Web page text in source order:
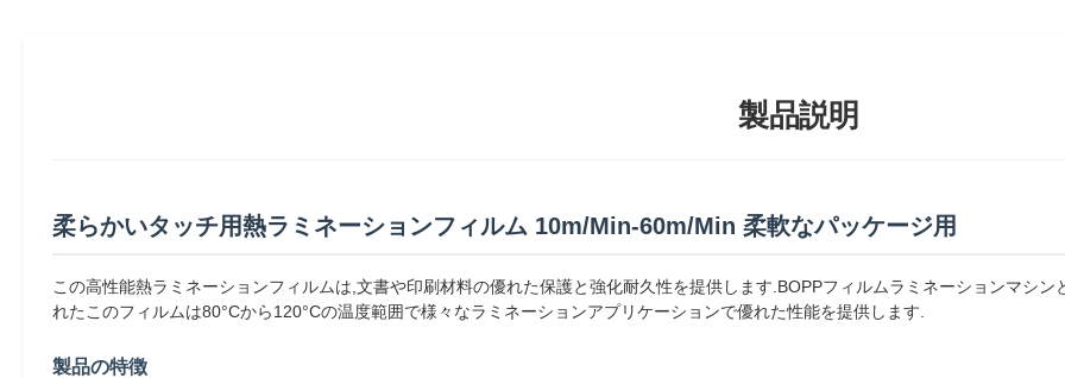
製品説明
柔らかいタッチ用熱ラミネーションフィルム 10m/Min-60m/Min 柔軟なパッケージ用
この高性能熱ラミネーションフィルムは,文書や印刷材料の優れた保護と強化耐久性を提供します.BOPPフィルムラミネーションマシ
れたこのフィルムは80°Cから120°Cの温度範囲で様々なラミネーションアプリケーションで優れた性能を提供します.
製品の特徴